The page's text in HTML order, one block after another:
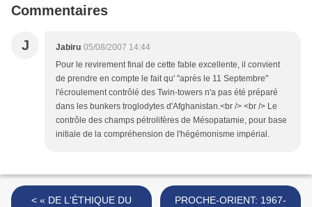
Commentaires
J Jabiru 05/08/2007 14:44
Pour le revirement final de cette fable excellente, il convient
de prendre en compte le fait qu' "après le 11 Septembre"
l'écroulement contrôlé des Twin-towers n'a pas été préparé
dans les bunkers troglodytes d'Afghanistan.<br /> <br /> Le
contrôle des champs pétrolifères de Mésopatamie, pour base
initiale de la compréhension de l'hégémonisme impérial.
< « DE L'ÉTHIQUE DU
PROCHE-ORIENT: 1967-